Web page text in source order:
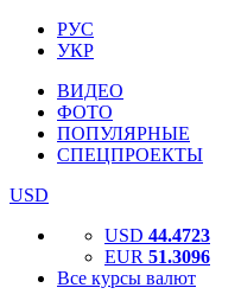
РУС
УКР
ВИДЕО
ФОТО
ПОПУЛЯРНЫЕ
СПЕЦПРОЕКТЫ
USD
USD 44.4723
EUR 51.3096
Все курсы валют